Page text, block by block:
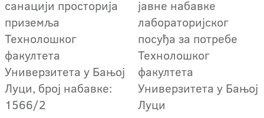
санацији просторија
приземља
Технолошког
факултета
Универзитета у Бањој
Луци, број набавке:
1566/2
јавне набавке
лабораторијског
посуђа за потребе
Технолошког
факултета
Универзитета у Бањој
Луци